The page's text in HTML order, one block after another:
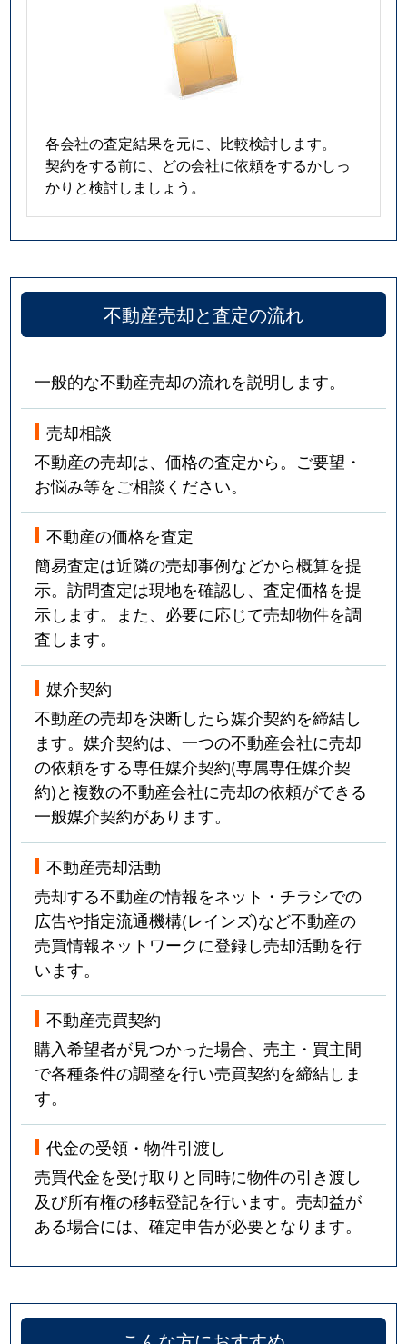
各会社の査定結果を元に、比較検討します。
契約をする前に、どの会社に依頼をするかしっ
かりと検討しましょう。
不動産売却と査定の流れ
一般的な不動産売却の流れを説明します。
売却相談
不動産の売却は、価格の査定から。ご要望・
お悩み等をご相談ください。
不動産の価格を査定
簡易査定は近隣の売却事例などから概算を提
示。訪問査定は現地を確認し、査定価格を提
示します。また、必要に応じて売却物件を調
査します。
媒介契約
不動産の売却を決断したら媒介契約を締結し
ます。媒介契約は、一つの不動産会社に売却
の依頼をする専任媒介契約(専属専任媒介契
約)と複数の不動産会社に売却の依頼ができる
一般媒介契約があります。
不動産売却活動
売却する不動産の情報をネット・チラシでの
広告や指定流通機構(レインズ)など不動産の
売買情報ネットワークに登録し売却活動を行
います。
不動産売買契約
購入希望者が見つかった場合、売主・買主間
で各種条件の調整を行い売買契約を締結しま
す。
代金の受領・物件引渡し
売買代金を受け取りと同時に物件の引き渡し
及び所有権の移転登記を行います。売却益が
ある場合には、確定申告が必要となります。